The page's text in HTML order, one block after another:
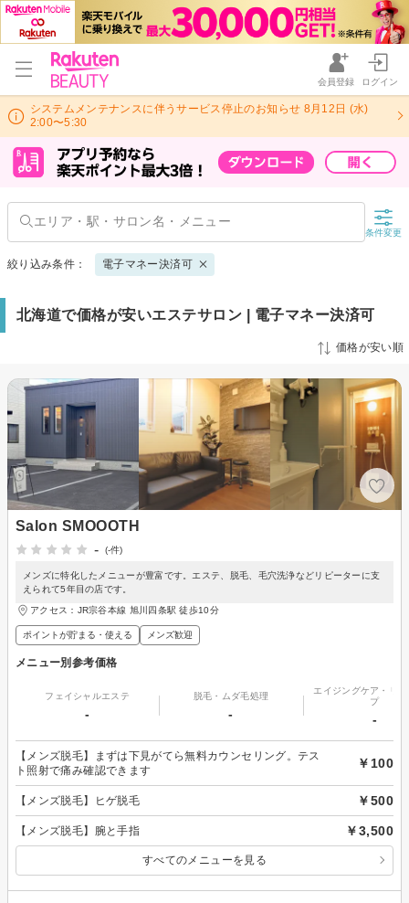
会員登録 ログイン
システムメンテナンスに伴うサービス停止のお知らせ 8月12日 (水)
2:00〜5:30
条件変更
絞り込み条件： 電子マネー決済可
北海道で価格が安いエステサロン | 電子マネー決済可
価格が安い順
Salon SMOOOTH
-
(-件)
メンズに特化したメニューが豊富です。エステ、脱毛、毛穴洗浄などリピーターに支
えられて5年目の店です。
アクセス：JR宗谷本線 旭川四条駅 徒歩10分
ポイントが貯まる・使える メンズ歓迎
メニュー別参考価格
フェイシャルエステ
-
脱毛・ムダ毛処理
-
エイジングケア・リ
プ
-
【メンズ脱毛】まずは下見がてら無料カウンセリング。テス
ト照射で痛み確認できます
￥100
【メンズ脱毛】ヒゲ脱毛 ￥500
【メンズ脱毛】腕と手指 ￥3,500
すべてのメニューを見る